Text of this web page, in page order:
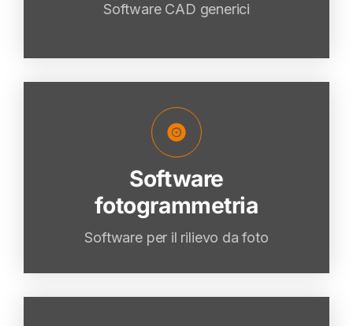
Software CAD generici
Software
fotogrammetria
Software per il rilievo da foto
Software
fotogrammetria
VAI